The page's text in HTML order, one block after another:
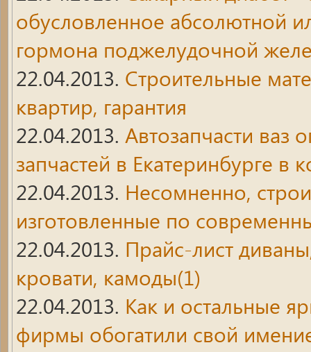
обусловленное абсолютной
гормона поджелудочной
22.04.2013. Строительные
квартир, гарантия
22.04.2013. Автозапчасти ваз
запчастей в Екатеринбурге в
22.04.2013. Несомненно,
изготовленные по
22.04.2013. Прайс-лист
кровати, камоды(1)
22.04.2013. Как и остальные
фирмы обогатили свой